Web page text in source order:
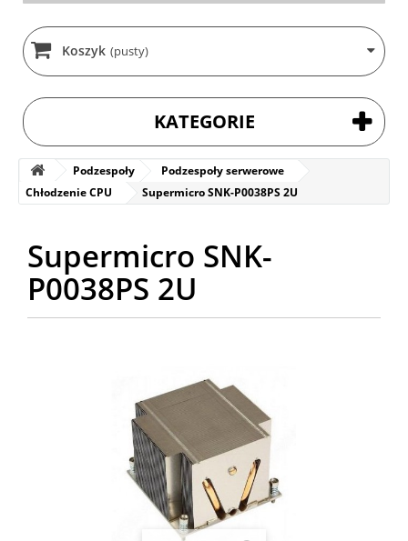
Koszyk (pusty)
KATEGORIE
Podzespoły
Podzespoły serwerowe
Chłodzenie CPU
Supermicro SNK-P0038PS 2U
Supermicro SNK-
P0038PS 2U